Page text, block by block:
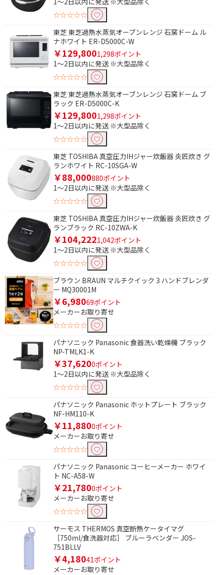
☆☆☆☆☆
東芝 東芝過熱水蒸気オーブンレンジ 石窯ドーム ル
ナホワイト ER-D5000C-W
￥129,8001,298ポイント
1～2日以内に発送 ※大型品除く
☆☆☆☆☆
東芝 東芝過熱水蒸気オーブンレンジ 石窯ドーム ブ
ラック ER-D5000C-K
￥129,8001,298ポイント
1～2日以内に発送 ※大型品除く
☆☆☆☆☆
東芝 TOSHIBA 真空圧力IHジャー炊飯器 炎匠炊き グ
ランホワイト RC-10SGA-W
￥88,000880ポイント
1～2日以内に発送 ※大型品除く
☆☆☆☆☆
東芝 TOSHIBA 真空圧力IHジャー炊飯器 炎匠炊き グ
ランブラック RC-10ZWA-K
￥104,2221,042ポイント
1～2日以内に発送 ※大型品除く
☆☆☆☆☆
ブラウン BRAUN マルチクイック 3 ハンドブレンダ
ー MQ30001M
￥6,98069ポイント
メーカーお取り寄せ
☆☆☆☆☆
パナソニック Panasonic 食器洗い乾燥機 ブラック
NP-TMLK1-K
￥37,6200ポイント
1～2日以内に発送 ※大型品除く
☆☆☆☆☆
パナソニック Panasonic ホットプレート ブラック
NF-HM110-K
￥11,8800ポイント
メーカーお取り寄せ
☆☆☆☆☆
パナソニック Panasonic コーヒーメーカー ホワイ
ト NC-A58-W
￥21,7800ポイント
メーカーお取り寄せ
☆☆☆☆☆
サーモス THERMOS 真空断熱ケータイマグ
［750ml/食洗器対応］ ブルーラベンダー JOS-
751BLLV
￥4,18041ポイント
メーカーお取り寄せ
条件で絞り込む
フリーワードで絞り込む
除外する
除外する にチェックを入れると、指定したワード
を除外して検索します。